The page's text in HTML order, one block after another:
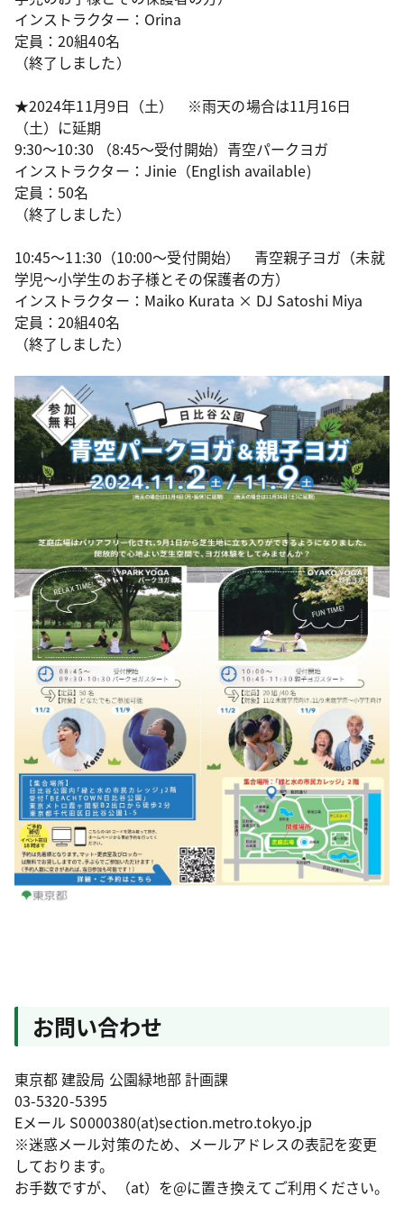
インストラクター：Orina
定員：20組40名
（終了しました）
★2024年11月9日（土） ※雨天の場合は11月16日
（土）に延期
9:30～10:30 （8:45～受付開始）青空パークヨガ
インストラクター： Jinie（English available)
定員：50名
（終了しました）
10:45～11:30（10:00～受付開始） 青空親子ヨガ（未就
学児～小学生のお子様とその保護者の方）
インストラクター：Maiko Kurata × DJ Satoshi Miya
定員：20組40名
（終了しました）
お問い合わせ
東京都 建設局 公園緑地部 計画課
03-5320-5395
Eメール S0000380(at)section.metro.tokyo.jp
※迷惑メール対策のため、メールアドレスの表記を変更
しております。
お手数ですが、（at）を@に置き換えてご利用ください。